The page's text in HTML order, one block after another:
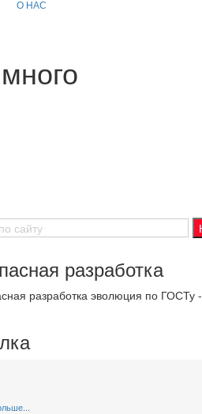
О НАС
разработка
разработка эволюция по ГОСТу -